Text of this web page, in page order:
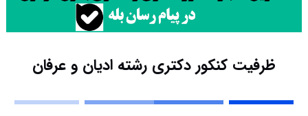
ظرفیت کنکور دکتری رشته ادﻳﺎن و ﻋﺮﻓﺎن